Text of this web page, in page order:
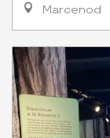
Marcenod